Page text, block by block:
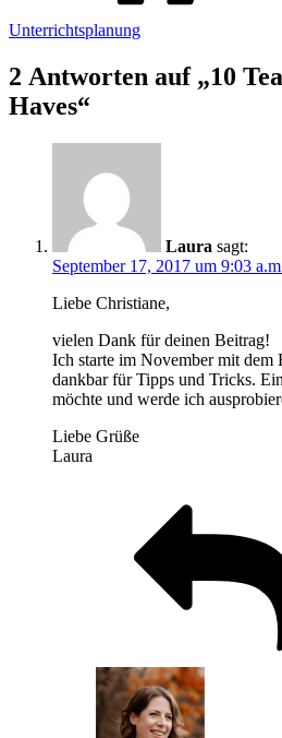
Unterrichtsplanung
2 Antworten auf „10
Haves“
Laura sagt:
September 17, 2017 um 9:03
Liebe Christiane,
vielen Dank für deinen Beitrag!
Ich starte im November mit dem
dankbar für Tipps und Tricks.
möchte und werde ich
Liebe Grüße
Laura